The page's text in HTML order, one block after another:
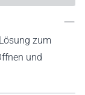
zum
und